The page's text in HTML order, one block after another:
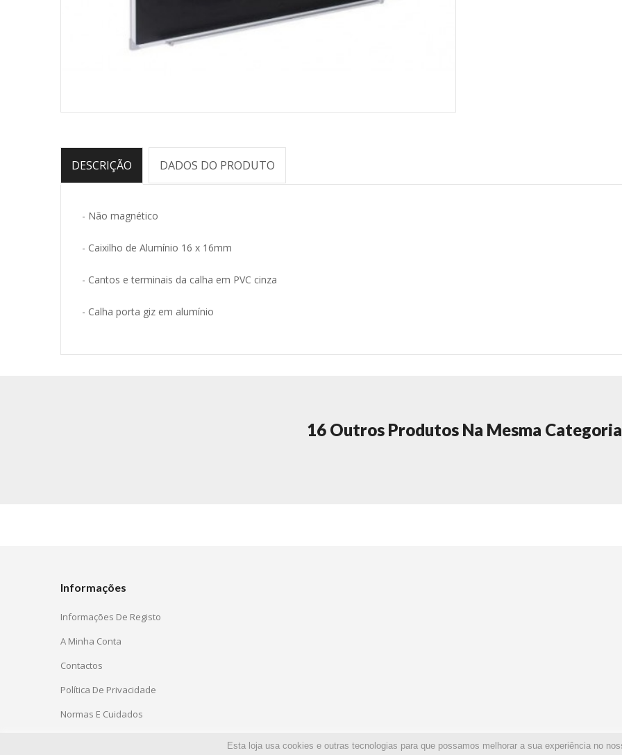
DESCRIÇÃO DADOS DO PRODUTO
- Não magnético
- Caixilho de Alumínio 16 x 16mm
- Cantos e terminais da calha em PVC cinza
- Calha porta giz em alumínio
16 Outros Produtos Na Mesma
Esta loja usa cookies e outras tecnologias para que possamos melhorar a sua experiência no
Informações
Informações De Registo
A Minha Conta
Contactos
Política De Privacidade
Normas E Cuidados